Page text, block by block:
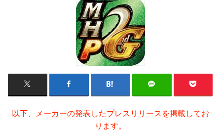
以下、メーカーの発表したプレスリリースを掲載してお
ります。